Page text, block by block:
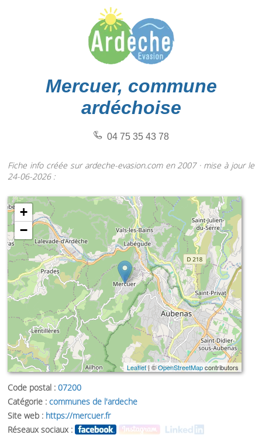
Mercuer, commune
ardéchoise
04 75 35 43 78
Fiche info créée sur ardeche-evasion.com en 2007 · mise à jour le
24-06-2026 :
+
−
Leaflet| ©OpenStreetMapcontributors
Code postal : 07200
Catégorie : communes de l'ardeche
Site web : https://mercuer.fr
Réseaux sociaux :